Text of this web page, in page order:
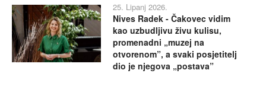
25. Lipanj 2026.
Nives Radek - Čakovec vidim
kao uzbudljivu živu kulisu,
promenadni „muzej na
otvorenom”, a svaki posjetitelj
dio je njegova „postava”